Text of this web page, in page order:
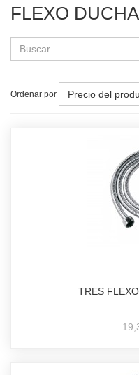
FLEXO
Ordenar por Precio del
TRES